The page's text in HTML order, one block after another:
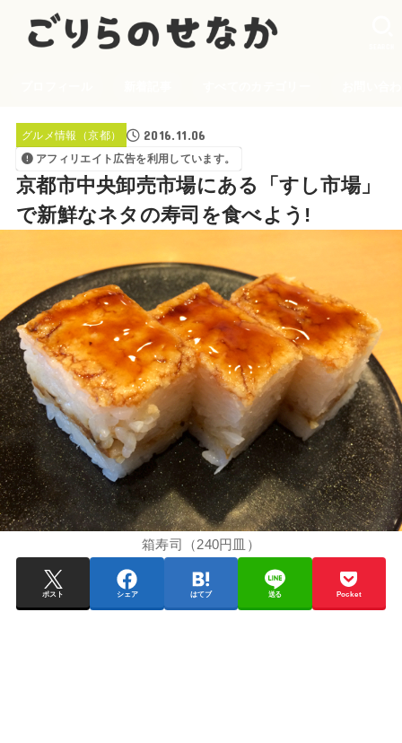
グルメ情報（京都） 2016.11.06
アフィリエイト広告を利用しています。
京都市中央卸売市場にある「すし市場」
で新鮮なネタの寿司を食べよう!
箱寿司（240円皿）
ポスト シェア はてブ 送る Pocket